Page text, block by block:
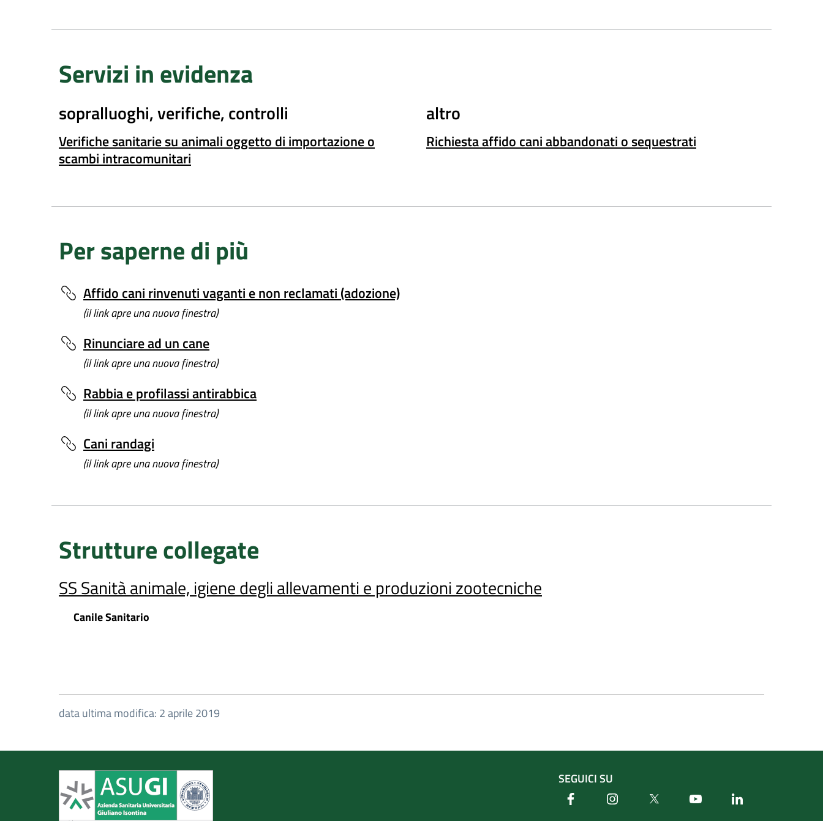
Servizi in evidenza
sopralluoghi, verifiche, controlli
Verifiche sanitarie su animali oggetto di importazione o
scambi intracomunitari
altro
Richiesta affido cani abbandonati o sequestrati
Per saperne di più
Affido cani rinvenuti vaganti e non reclamati (adozione)
(il link apre una nuova finestra)
Rinunciare ad un cane
(il link apre una nuova finestra)
Rabbia e profilassi antirabbica
(il link apre una nuova finestra)
Cani randagi
(il link apre una nuova finestra)
Strutture collegate
SS Sanità animale, igiene degli allevamenti e produzioni zootecniche
Canile Sanitario
data ultima modifica: 2 aprile 2019
SEGUICI SU
Facebook Instagram Twitter Youtube